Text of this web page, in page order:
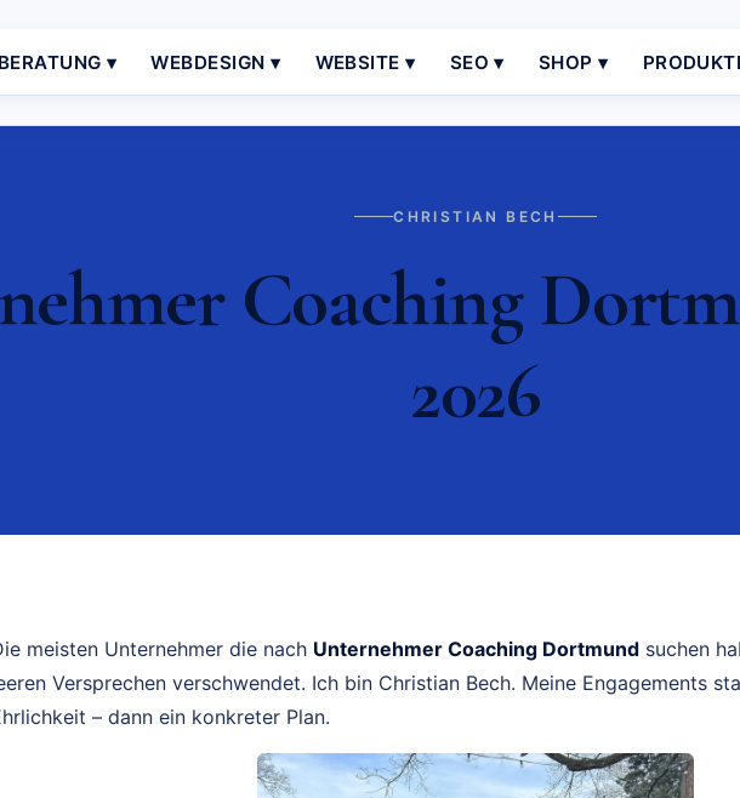
BERATUNG ▾ WEBDESIGN ▾ WEBSITE ▾ SEO ▾ SHOP ▾
CHRISTIAN BECH
Coaching
2026
meisten Unternehmer die nach Unternehmer Coaching Dortmund suchen
Versprechen verschwendet. Ich bin Christian Bech. Meine Engagements
– dann ein konkreter Plan.